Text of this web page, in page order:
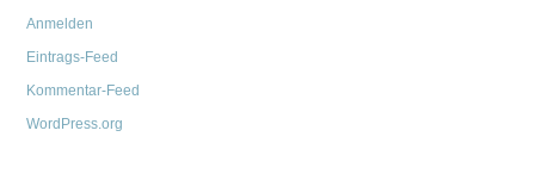
Anmelden
Eintrags-Feed
Kommentar-Feed
WordPress.org